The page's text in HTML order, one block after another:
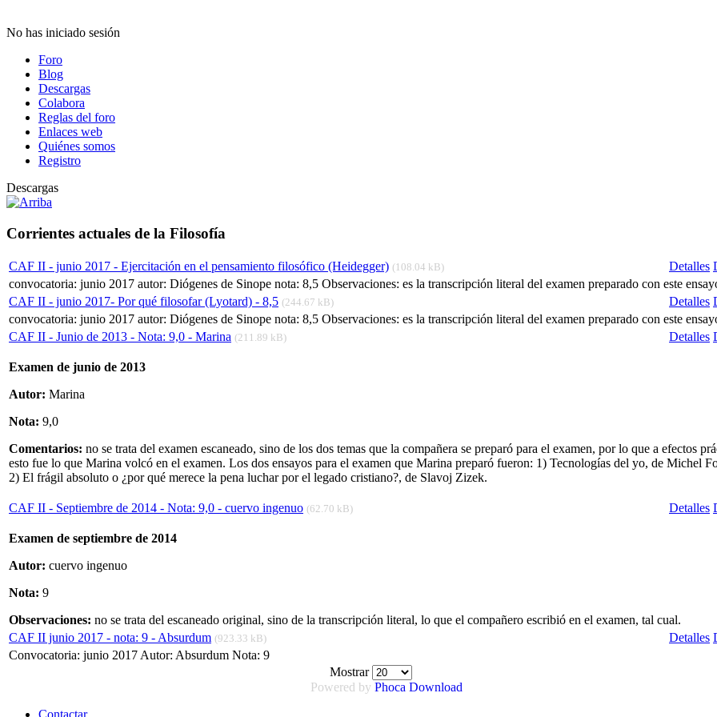
No has iniciado sesión
Foro
Blog
Descargas
Colabora
Reglas del foro
Enlaces web
Quiénes somos
Registro
Descargas
Corrientes actuales de la Filosofía
CAF II - junio 2017 - Ejercitación en el pensamiento filosófico (Heidegger) (108.04 kB) Detalles
convocatoria: junio 2017 autor: Diógenes de Sinope nota: 8,5 Observaciones: es la transcripción literal del examen preparado con este
CAF II - junio 2017- Por qué filosofar (Lyotard) - 8,5 (244.67 kB) Detalles
convocatoria: junio 2017 autor: Diógenes de Sinope nota: 8,5 Observaciones: es la transcripción literal del examen preparado con este
CAF II - Junio de 2013 - Nota: 9,0 - Marina (211.89 kB) Detalles
Examen de junio de 2013
Autor: Marina
Nota: 9,0
Comentarios: no se trata del examen escaneado, sino de los dos temas que la compañera se preparó para el examen, por lo que a efectos
esto fue lo que Marina volcó en el examen. Los dos ensayos para el examen que Marina preparó fueron: 1) Tecnologías del yo, de Michel
2) El frágil absoluto o ¿por qué merece la pena luchar por el legado cristiano?, de Slavoj Zizek.
CAF II - Septiembre de 2014 - Nota: 9,0 - cuervo ingenuo (62.70 kB) Detalles
Examen de septiembre de 2014
Autor: cuervo ingenuo
Nota: 9
Observaciones: no se trata del escaneado original, sino de la transcripción literal, lo que el compañero escribió en el examen, tal cual.
CAF II junio 2017 - nota: 9 - Absurdum (923.33 kB) Detalles
Convocatoria: junio 2017 Autor: Absurdum Nota: 9
Mostrar
Powered by Phoca Download